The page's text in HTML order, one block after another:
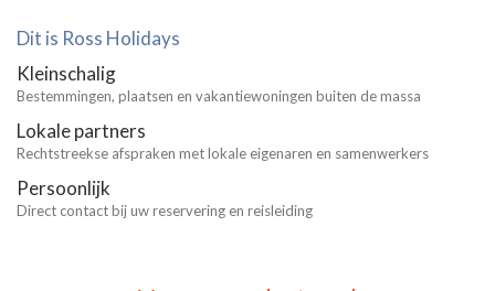
Dit is Ross Holidays
Kleinschalig
Bestemmingen, plaatsen en vakantiewoningen buiten de massa
Lokale partners
Rechtstreekse afspraken met lokale eigenaren en samenwerkers
Persoonlijk
Direct contact bij uw reservering en reisleiding